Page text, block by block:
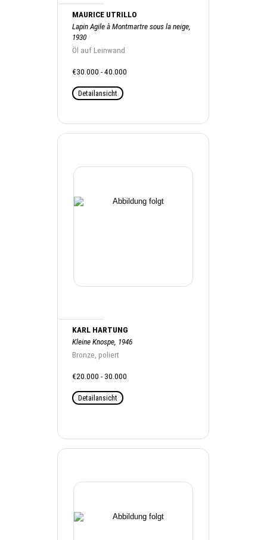
MAURICE UTRILLO
Lapin Agile à Montmartre sous la neige,
1930
Öl auf Leinwand
€30.000 - 40.000
Detailansicht
KARL HARTUNG
Kleine Knospe, 1946
Bronze, poliert
€20.000 - 30.000
Detailansicht